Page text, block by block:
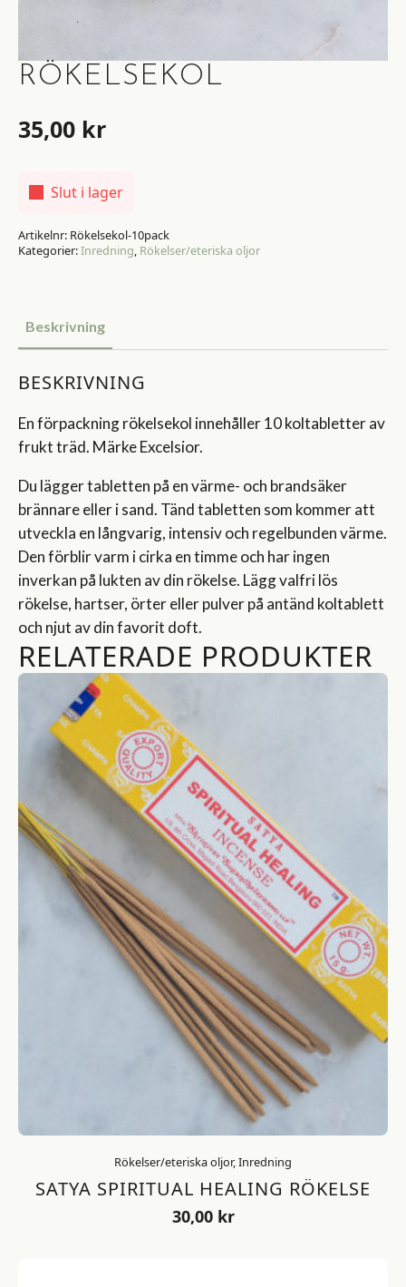
RÖKELSEKOL
35,00 kr
Slut i lager
Artikelnr: Rökelsekol-10pack
Kategorier:Inredning, Rökelser/eteriska oljor
Beskrivning
BESKRIVNING
En förpackning rökelsekol innehåller 10 koltabletter av
frukt träd. Märke Excelsior.
Du lägger tabletten på en värme- och brandsäker
brännare eller i sand. Tänd tabletten som kommer att
utveckla en långvarig, intensiv och regelbunden värme.
Den förblir varm i cirka en timme och har ingen
inverkan på lukten av din rökelse. Lägg valfri lös
rökelse, hartser, örter eller pulver på antänd koltablett
och njut av din favorit doft.
RELATERADE PRODUKTER
Rökelser/eteriska oljor, Inredning
SATYA SPIRITUAL HEALING RÖKELSE
30,00 kr